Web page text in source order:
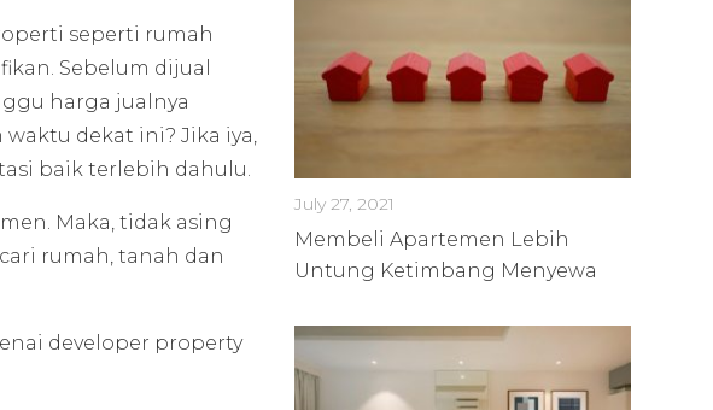
seperti rumah
Sebelum dijual
harga jualnya
dekat ini? Jika iya,
baik terlebih dahulu.
Maka, tidak asing
rumah, tanah dan
developer property
July 27, 2021
Membeli Apartemen Lebih
Untung Ketimbang Menyewa